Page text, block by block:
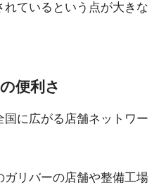
ているという点が大きな
便利さ
に広がる店舗ネットワー
ガリバーの店舗や整備工場